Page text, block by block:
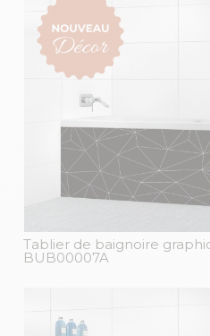
Tablier de baignoire
BUB00007A